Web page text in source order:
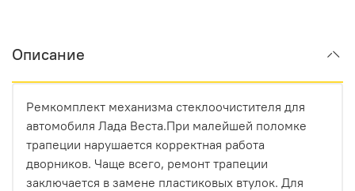
Описание
Ремкомплект механизма стеклоочистителя для
автомобиля Лада Веста.При малейшей поломке
трапеции нарушается корректная работа
дворников. Чаще всего, ремонт трапеции
заключается в замене пластиковых втулок. Для